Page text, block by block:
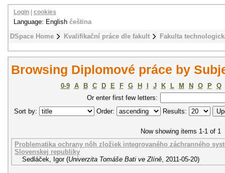
DSpace Home Kvalifikační práce dle fakult Fakulta
Login cookies
Language: English čeština
Browsing Diplomové práce by
0-9 A B C D E F G H J K L M N O P
Q
Or enter first few letters:
Sort by:
Order: Results:
Now showing items 1-1 of 1
Problematika ochrany nôh zložiek integrovaného záchranného
Slovenskej republiky
Sedláček, Igor (Univerzita Tomáše Bati ve Zlíně, 2011-05-20)